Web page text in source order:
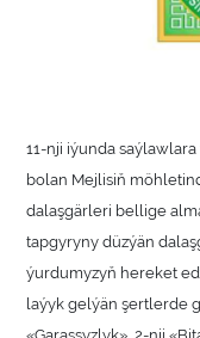
11-nji iýunda
bolan Mejlisiň
dalaşgärleri bellige
tapgyryny düzýän
ýurdumyzyň hereket
laýyk gelýän şertlerde
«Garaşsyzlyk», 2-nji